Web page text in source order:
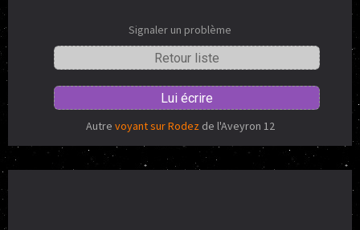
Signaler un problème
Retour liste
Lui écrire
Autre voyant sur Rodezde l'Aveyron 12